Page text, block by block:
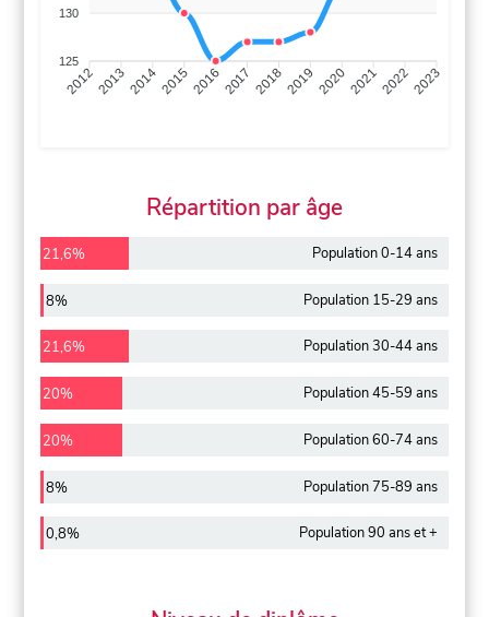
130
125
201220132014201520162017 20182019 2020202120222023
Répartition par âge
21,6% Population 0-14 ans
8% Population 15-29 ans
21,6% Population 30-44 ans
20% Population 45-59 ans
20% Population 60-74 ans
8% Population 75-89 ans
0,8% Population 90 ans et +